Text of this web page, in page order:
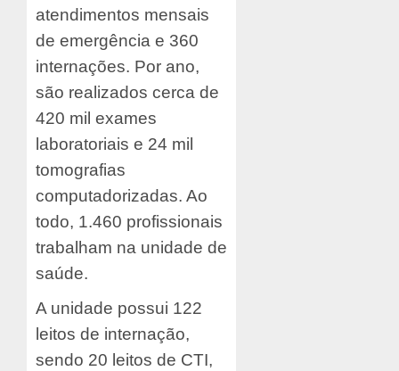
atendimentos mensais
de emergência e 360
internações. Por ano,
são realizados cerca de
420 mil exames
laboratoriais e 24 mil
tomografias
computadorizadas. Ao
todo, 1.460 profissionais
trabalham na unidade de
saúde.
A unidade possui 122
leitos de internação,
sendo 20 leitos de CTI,